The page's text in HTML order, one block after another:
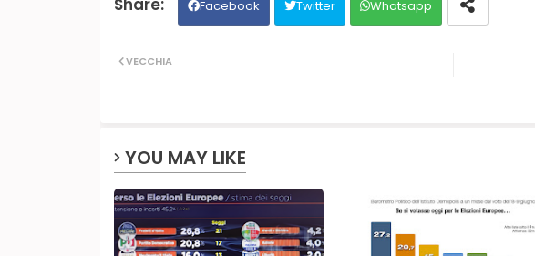
Facebook Twitter Whatsapp
VECCHIA
YOU MAY LIKE